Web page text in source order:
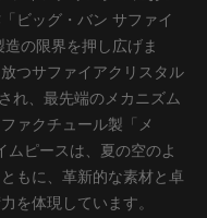
ビッグ・バン サファイ
の限界を押し広げま
つサファイアクリスタル
れ、最先端のメカニズム
ァクチュール製「メ
ムピースは、夏の空のよ
もに、革新的な素材と卓
を体現しています。